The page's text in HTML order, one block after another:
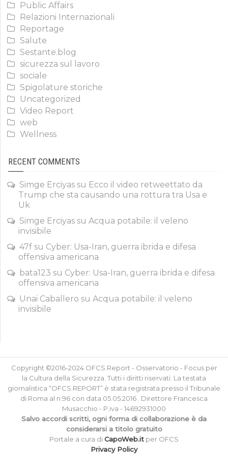
Public Affairs
Relazioni Internazionali
Reportage
Salute
Sestante.blog
sicurezza sul lavoro
sociale
Spigolature storiche
Uncategorized
Video Report
web
Wellness
RECENT COMMENTS
Simge Erciyas su Ecco il video retweettato da
Trump che sta causando una rottura tra Usa e
Uk
Simge Erciyas su Acqua potabile: il veleno
invisibile
47f su Cyber: Usa-Iran, guerra ibrida e difesa
offensiva americana
bata123 su Cyber: Usa-Iran, guerra ibrida e difesa
offensiva americana
Unai Caballero su Acqua potabile: il veleno
invisibile
Copyright ©2016-2024 OFCS.Report - Osservatorio - Focus per
la Cultura della Sicurezza. Tutti i diritti riservati. La testata
giornalistica “OFCS.REPORT” è stata registrata presso il Tribunale
di Roma al n.96 con data 05.05.2016 . Direttore Francesca
Musacchio - P.iva - 14692931000
Salvo accordi scritti, ogni forma di collaborazione è da
considerarsi a titolo gratuito
Portale a cura diCapoWeb.it per OFCS
Privacy Policy